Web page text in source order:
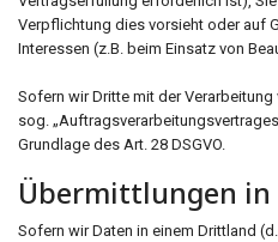
Verpflichtung dies vorsieht oder auf
Interessen (z.B. beim Einsatz von
Sofern wir Dritte mit der
sog.
Grundlage des Art. 28 DSGVO.
Übermittlungen
Sofern wir Daten in einem Drittland